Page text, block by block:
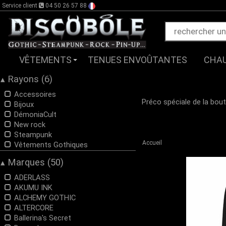
Service client 04 50 26 57 88
VÊTEMENTS TENUES ENVOÛTANTES
▴ Rayons (6)
Accessoires
Bijoux
DémoniaCult
New rock
Steampunk
Vêtements Gothiques
▴ Marques (50)
ADERLASS
AKUMU INK
ALCHEMY GOTHIC
ALTERCORE
Ballerina's Secret
Préco spéciale de la
Accueil